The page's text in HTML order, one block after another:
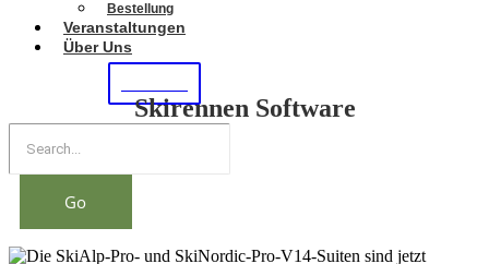
Bestellung
Veranstaltungen
Über Uns
Skirennen Software
Go